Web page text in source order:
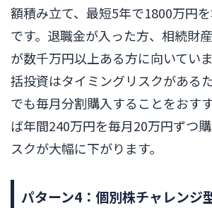
額積み立て、最短5年で1800万円
です。退職金が入った方、相続財
が数千万円以上ある方に向いてい
括投資はタイミングリスクがある
でも毎月分割購入することをおす
ば年間240万円を毎月20万円ずつ
スクが大幅に下がります。
パターン4：個別株チャレンジ